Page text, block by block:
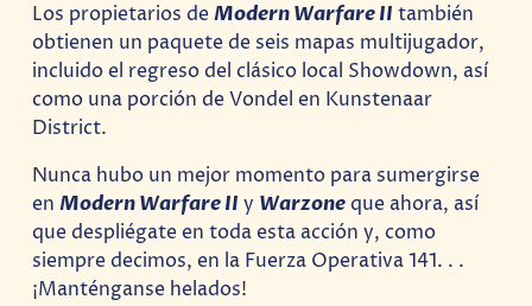
Los propietarios deModern Warfare II también
obtienen un paquete de seis mapas multijugador,
incluido el regreso del clásico local Showdown, así
como una porción de Vondel en Kunstenaar
District.
Nunca hubo un mejor momento para sumergirse
enModern Warfare II y Warzoneque ahora, así
que despliégate en toda esta acción y, como
siempre decimos, en la Fuerza Operativa 141. . .
¡Manténganse helados!